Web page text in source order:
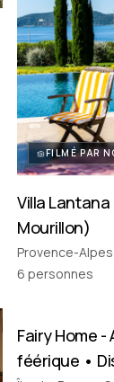
FILMÉ PAR
Villa Lantana
Mourillon)
Provence-
6 personnes
Fairy Home
féérique •